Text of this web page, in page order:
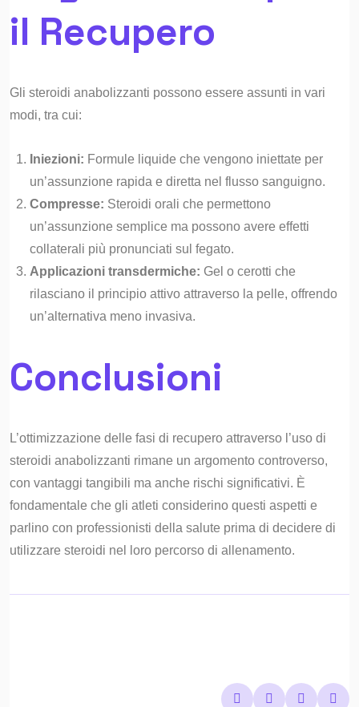
il Recupero
Gli steroidi anabolizzanti possono essere assunti in vari
modi, tra cui:
Iniezioni: Formule liquide che vengono iniettate per
un’assunzione rapida e diretta nel flusso sanguigno.
Compresse: Steroidi orali che permettono
un’assunzione semplice ma possono avere effetti
collaterali più pronunciati sul fegato.
Applicazioni transdermiche: Gel o cerotti che
rilasciano il principio attivo attraverso la pelle, offrendo
un’alternativa meno invasiva.
Conclusioni
L’ottimizzazione delle fasi di recupero attraverso l’uso di
steroidi anabolizzanti rimane un argomento controverso,
con vantaggi tangibili ma anche rischi significativi. È
fondamentale che gli atleti considerino questi aspetti e
parlino con professionisti della salute prima di decidere di
utilizzare steroidi nel loro percorso di allenamento.